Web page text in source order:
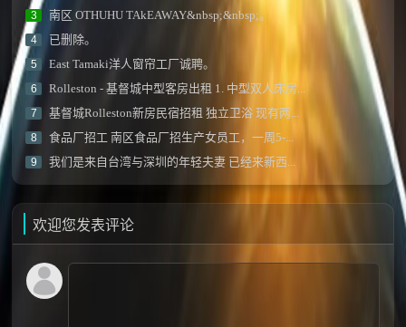
3 南区 OTHUHU TAkEAWAY&nbsp;&nbsp;。
4 已删除。
5 East Tamaki洋人窗帘工厂诚聘。
6 Rolleston - 基督城中型客房出租 1. 中型双人床房...
7 基督城Rolleston新房民宿招租 独立卫浴 现有两...
8 食品厂招工 南区食品厂招生产女员工，一周5-...
9 我们是来自台湾与深圳的年轻夫妻 已经来新西...
欢迎您发表评论